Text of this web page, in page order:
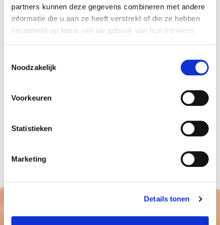
partners kunnen deze gegevens combineren met andere
informatie die u aan ze heeft verstrekt of die ze hebben
verzameld op basis van uw gebruik van hun services.
Noodzakelijk
Voorkeuren
Statistieken
Marketing
Details tonen
De kleuren van de boog van ballonnen mag u zelf
bepalen.
Of u één kleur of meer kleuren wenst, hier komen
Bijvoorbeeld een witte boog voor een huwelijk of
een bont gekleurde ballonnenboog voor een
Ziekleurenwaaier
voor de ballonnen kleuren.
De transportkosten voor IJmuiden zijn € 20,00